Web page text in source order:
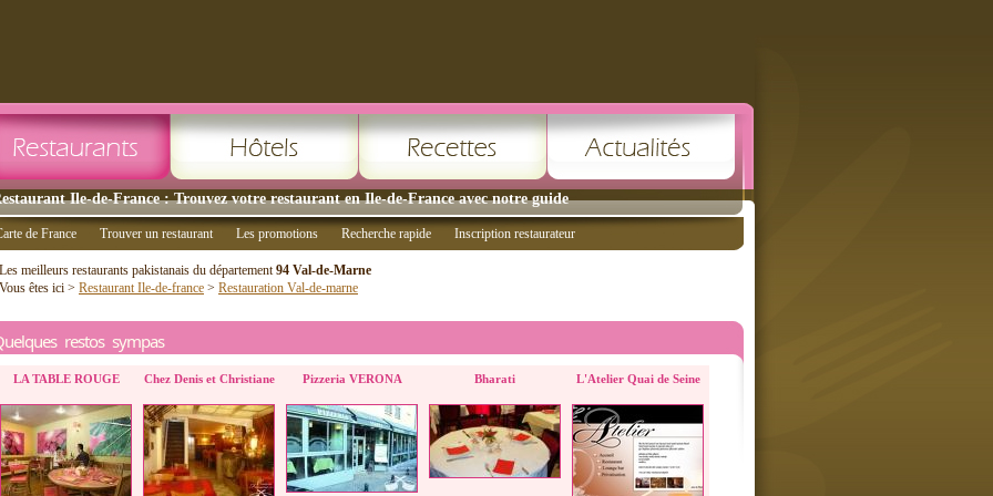
Ile-de-France : Trouvez votre restaurant en Ile-de-France avec notre guide
de France Trouver un restaurant Les promotions Recherche rapide Inscription restaurateur
Les meilleurs restaurants pakistanais du département94 Val-de-Marne
Vous êtes ici > Restaurant Ile-de-france > Restauration Val-de-marne
restos sympas
LA TABLE ROUGE Chez Denis et Christiane Pizzeria VERONA Bharati L'Atelier Quai de Seine